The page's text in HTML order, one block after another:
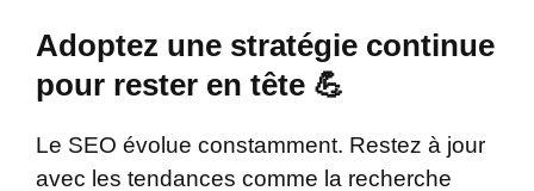
Adoptez une stratégie continue
pour rester en tête 💪
Le SEO évolue constamment. Restez à jour
avec les tendances comme la recherche